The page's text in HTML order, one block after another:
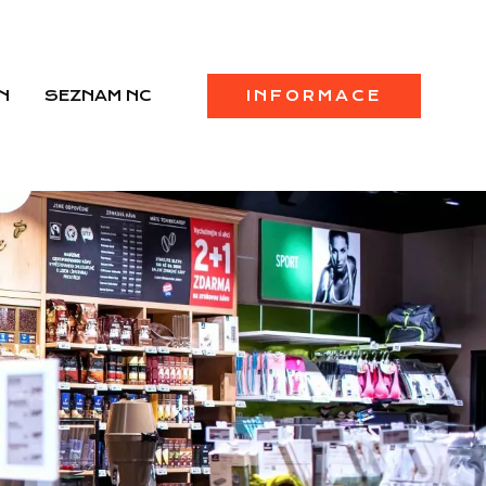
SEZNAM NC INFORMACE